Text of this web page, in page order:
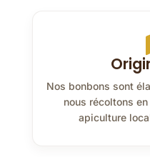
Nos bonbons sont
nous récoltons
apiculture